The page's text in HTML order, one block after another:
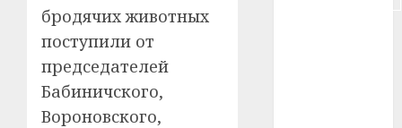
бродячих животных
поступили от
председателей
Бабиничского,
Вороновского,